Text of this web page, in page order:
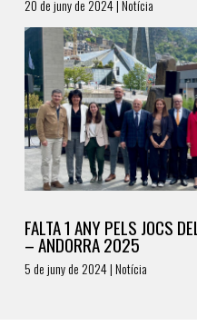
20 de juny de 2024 | Notícia
FALTA 1 ANY PELS JOCS
– ANDORRA 2025
5 de juny de 2024 | Notícia